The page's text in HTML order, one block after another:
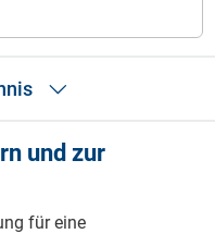
zur Entwurmung
verbreitet?
Würmer hat?
und zur
für eine